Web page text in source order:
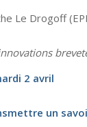
Le Drogoff
2 avril
un